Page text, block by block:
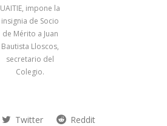
UAITIE, impone la
insignia de Socio
de Mérito a Juan
Bautista Lloscos,
secretario del
Colegio.
Twitter
Reddit